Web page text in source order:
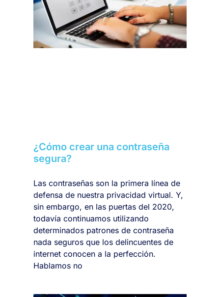
¿Cómo crear una contraseña
segura?
Las contraseñas son la primera línea de
defensa de nuestra privacidad virtual. Y,
sin embargo, en las puertas del 2020,
todavía continuamos utilizando
determinados patrones de contraseña
nada seguros que los delincuentes de
internet conocen a la perfección.
Hablamos no